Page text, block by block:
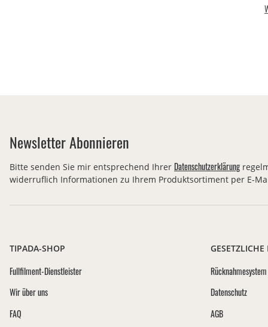
Newsletter Abonnieren
Bitte senden Sie mir entsprechend Ihrer Datenschutzerklärung
widerruflich Informationen zu Ihrem Produktsortiment per E-
TIPADA-SHOP
Fullfilment-Dienstleister
Wir über uns
FAQ
Datenschutz
AGB